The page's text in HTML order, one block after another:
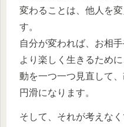
変わることは、他人を
す。
自分が変われば、お相
より楽しく生きるため
動を一つ一つ見直して
円滑になります。
そして、それが考えな